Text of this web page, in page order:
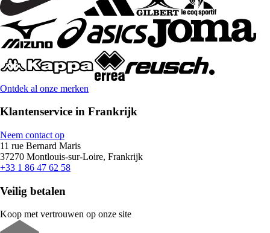
Ontdek al onze merken
Klantenservice in Frankrijk
Neem contact op
11 rue Bernard Maris
37270 Montlouis-sur-Loire, Frankrijk
+33 1 86 47 62 58
Veilig betalen
Koop met vertrouwen op onze site